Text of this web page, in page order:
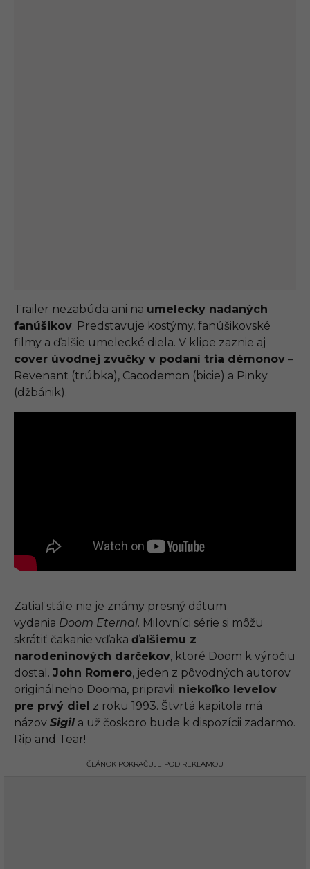
Trailer nezabúda ani na umelecky nadaných
fanúšikov. Predstavuje kostýmy, fanúšikovské
filmy a ďalšie umelecké diela. V klipe zaznie aj
cover úvodnej zvučky v podaní tria démonov –
Revenant (trúbka), Cacodemon (bicie) a Pinky
(džbánik).
Zatiaľ stále nie je známy presný dátum
vydania Doom Eternal. Milovníci série si môžu
skrátiť čakanie vďaka ďalšiemu z
narodeninových darčekov, ktoré Doom k výročiu
dostal. John Romero, jeden z pôvodných autorov
originálneho Dooma, pripravil niekoľko levelov
pre prvý diel z roku 1993. Štvrtá kapitola má
názov Sigil a už čoskoro bude k dispozícii zadarmo.
Rip and Tear!
ČLÁNOK POKRAČUJE POD REKLAMOU